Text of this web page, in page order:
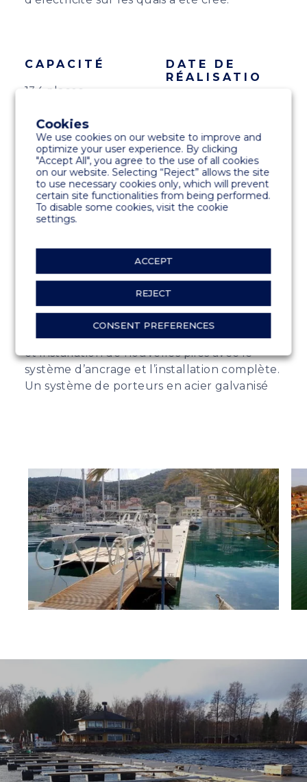
CAPACITÉ
134 places
DATE DE
RÉALISATIO
CLIENT
Jahting Sport
Agana d.o.o
LIVRÉ PAR
Marinetek
Méditerranée
PRODUITS
All concrete M3012AC et M3015AC
Démantèlement et remplacement d’anciens
quais et équipements. Construction, livraison
et installation de nouvelles piles avec le
système d’ancrage et l’installation complète.
Un système de porteurs en acier galvanisé
Cookies
We use cookies on our website to improve and
optimize your user experience. By clicking
"Accept All", you agree to the use of all cookies
on our website. Selecting “Reject” allows the site
to use necessary cookies only, which will prevent
certain site functionalities from being performed.
To disable some cookies, visit the cookie
settings.
ACCEPT
REJECT
CONSENT PREFERENCES